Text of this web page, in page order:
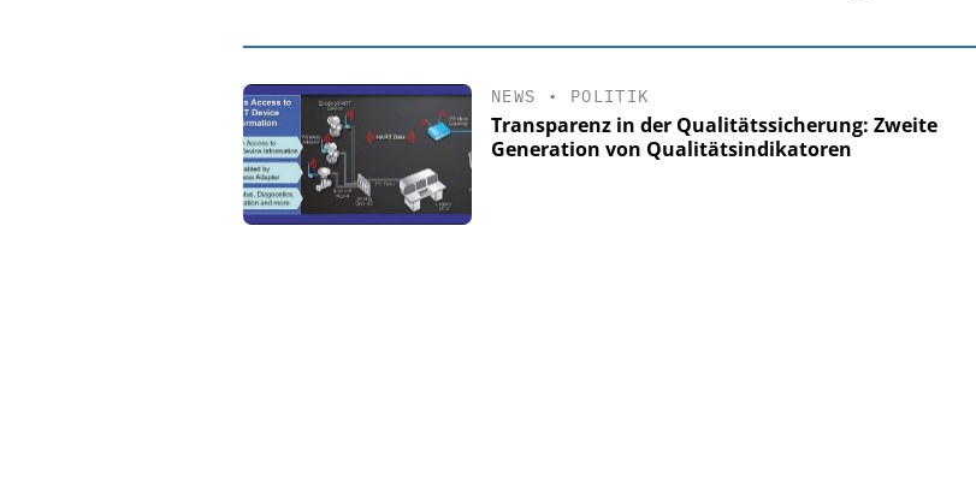
NEWS • POLITIK
Transparenz in der Qualitätssicherung: Zweite
Generation von Qualitätsindikatoren
Personalmanagement: Von
Ordnung zur KI-fähigen